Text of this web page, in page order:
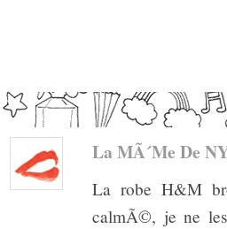
La MÃ´me De
La robe H&M
calmÃ©, je ne